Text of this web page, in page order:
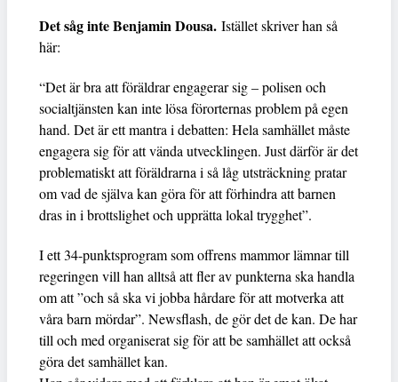
Det såg inte Benjamin Dousa. Istället skriver han så
här:
“Det är bra att föräldrar engagerar sig – polisen och
socialtjänsten kan inte lösa förorternas problem på egen
hand. Det är ett mantra i debatten: Hela samhället måste
engagera sig för att vända utvecklingen. Just därför är det
problematiskt att föräldrarna i så låg utsträckning pratar
om vad de själva kan göra för att förhindra att barnen
dras in i brottslighet och upprätta lokal trygghet”.
I ett 34-punktsprogram som offrens mammor lämnar till
regeringen vill han alltså att fler av punkterna ska handla
om att ”och så ska vi jobba hårdare för att motverka att
våra barn mördar”. Newsflash, de gör det de kan. De har
till och med organiserat sig för att be samhället att också
göra det samhället kan.